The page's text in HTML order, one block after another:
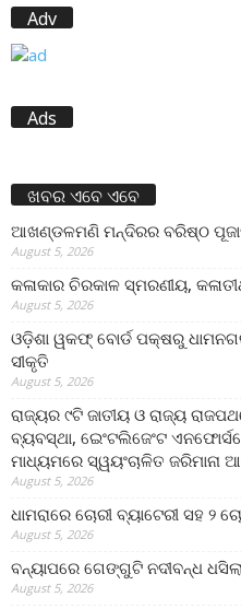
Adv
Ads
ଖବର ଏବେ ଏବେ
ଆଖଣ୍ଡଳମଣି ମନ୍ଦିରର ବରିଷ୍ଠ
August 5, 2026
କଳାକାର ଚିରକାଳ ସ୍ମରଣୀୟ,
August 5, 2026
ଓଡ଼ିଶା ୱକଫ୍ ବୋର୍ଡ ପକ୍ଷରୁ
ସୀକୃତି
August 5, 2026
ରାଜ୍ୟର ୯ଟି ଜାତୀୟ ଓ ରାଜ୍ୟ
ବ୍ୟବସ୍ଥା, ଇେଂଟଲିଜେଂଟ
ମାଧ୍ୟମରେ ସ୍ୱୟଂଚାଳିତ ଜରିମାନା
August 5, 2026
ଧାମରାରେ ଚୋରୀ ବ୍ୟାଟେରୀ ସହ ୨
August 5, 2026
ବନ୍ୟାପରେ ଗେଙ୍ଗୁଟି ନଦୀବନ୍ଧ
August 5, 2026